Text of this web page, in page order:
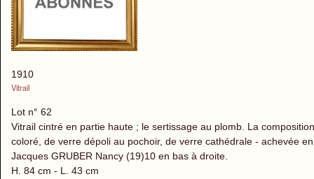
1910
Vitrail
Lot n° 62
Vitrail cintré en partie haute ; le sertissage au plomb. La
coloré, de verre dépoli au pochoir, de verre cathédrale - achevée
Jacques GRUBER Nancy (19)10 en bas à droite.
H. 84 cm - L. 43 cm